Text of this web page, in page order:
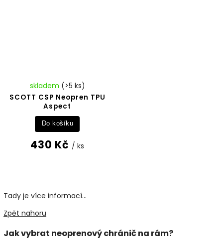
SCOTT CSP Neopren TPU
Aspect
skladem (>5 ks)
430 Kč / ks
Do košíku
Tady je více informací...
Zpět nahoru
Jak vybrat neoprenový chránič na rám?